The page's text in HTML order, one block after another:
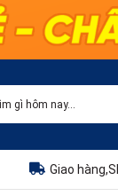
Giao